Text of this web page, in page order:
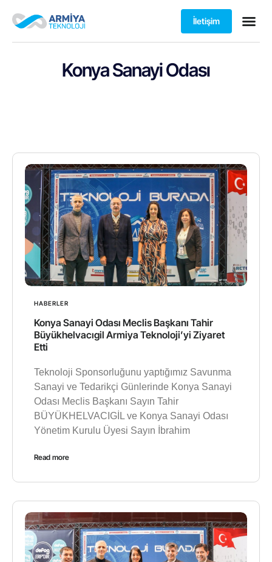
İletişim
Konya Sanayi Odası
HABERLER
Konya Sanayi Odası Meclis Başkanı Tahir
Büyükhelvacıgil Armiya Teknoloji’yi Ziyaret
Etti
Teknoloji Sponsorluğunu yaptığımız Savunma
Sanayi ve Tedarikçi Günlerinde Konya Sanayi
Odası Meclis Başkanı Sayın Tahir
BÜYÜKHELVACIGİL ve Konya Sanayi Odası
Yönetim Kurulu Üyesi Sayın İbrahim
Read more